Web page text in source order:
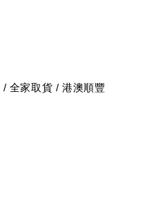
/ 全家取貨 / 港澳順豐